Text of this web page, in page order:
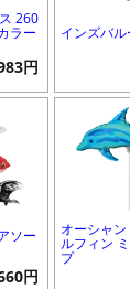
260
ラー
円
インズバ
ソー
円
オーシャ
ルフィン
プ